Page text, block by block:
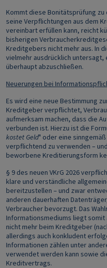
Kommt diese Bonitätsprüfung
seine Verpflichtungen aus dem
vereinbart erfüllen kann, reicht
bisherigen
Kreditgebers nicht mehr aus. In
vielmehr ausdrücklich
überhaupt abzuschließen.
Neuerungen bei
Es wird eine neue Bestimmung
Kreditgeber verpflichtet,
aufmerksam machen, dass die
verbunden ist. Hierzu ist die
kostet Geld" oder eine
verpflichtend zu verwenden –
beworbene Kreditierungsform
§ 9 des neuen VKrG 2026
klare und verständliche
bereitzustellen – und zwar
anderen dauerhaften
Verbraucher bevorzugt. Das
Informationsmediums liegt somit
nicht mehr beim Kreditgeber
allerdings auch konkludent
Informationen zählen unter
verwendet werden kann sowie
Kreditvertrags.